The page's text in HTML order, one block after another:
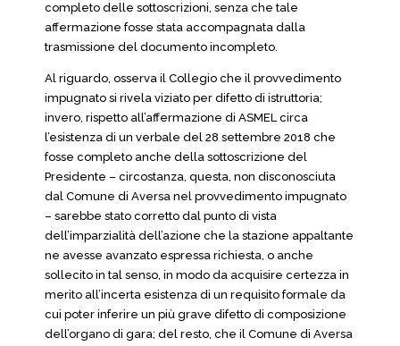
completo delle sottoscrizioni, senza che tale
affermazione fosse stata accompagnata dalla
trasmissione del documento incompleto.
Al riguardo, osserva il Collegio che il provvedimento
impugnato si rivela viziato per difetto di istruttoria;
invero, rispetto all’affermazione di ASMEL circa
l’esistenza di un verbale del 28 settembre 2018 che
fosse completo anche della sottoscrizione del
Presidente – circostanza, questa, non disconosciuta
dal Comune di Aversa nel provvedimento impugnato
– sarebbe stato corretto dal punto di vista
dell’imparzialità dell’azione che la stazione appaltante
ne avesse avanzato espressa richiesta, o anche
sollecito in tal senso, in modo da acquisire certezza in
merito all’incerta esistenza di un requisito formale da
cui poter inferire un più grave difetto di composizione
dell’organo di gara; del resto, che il Comune di Aversa